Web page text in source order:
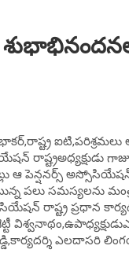
రాష్ట్రఅధ్యక్షుడు
పెన్షనర్స్
పలు సమస్యలను
రాష్ట్ర ప్రధాన
ఎలదాసరి